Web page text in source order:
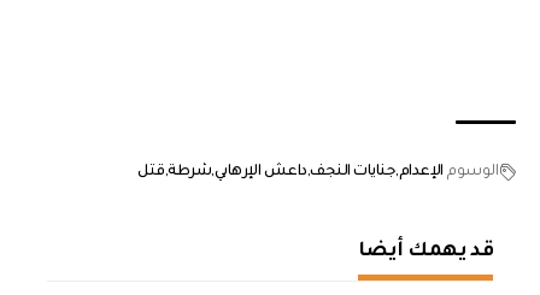
الوسوم الإعدام جنايات النجف داعش الإرهابيشرطة قتل
قد يهمك أيضا